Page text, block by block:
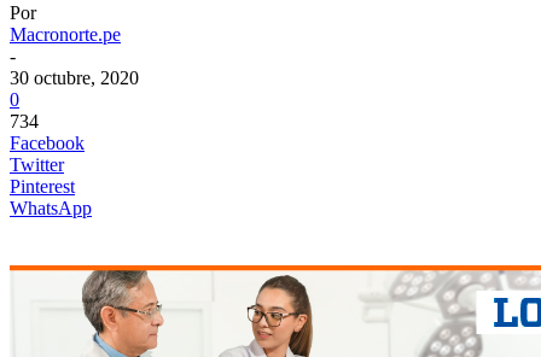
Por
Macronorte.pe
-
30 octubre, 2020
0
734
Facebook
Twitter
Pinterest
WhatsApp